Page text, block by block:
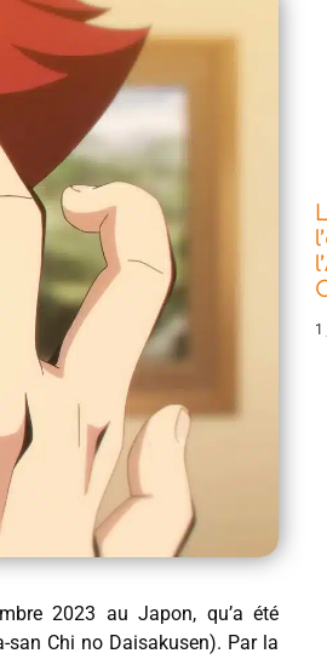
2023 au Japon, qu’a été
san Chi no Daisakusen). Par la
1